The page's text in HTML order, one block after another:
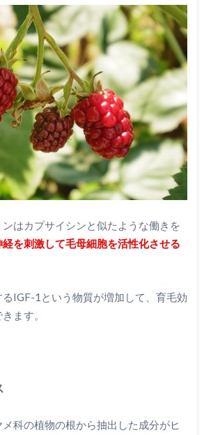
はカプサイシンと似たような働きを
経を刺激して毛母細胞を活性化させる
IGF-1という物質が増加して、育毛効
ます。
科の植物の根から抽出した成分がヒ